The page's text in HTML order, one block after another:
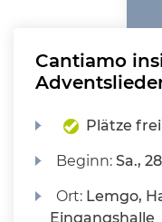
Cantiamo
Plätze frei
Beginn:Sa.,
Ort: Lemgo,
Eingangshalle